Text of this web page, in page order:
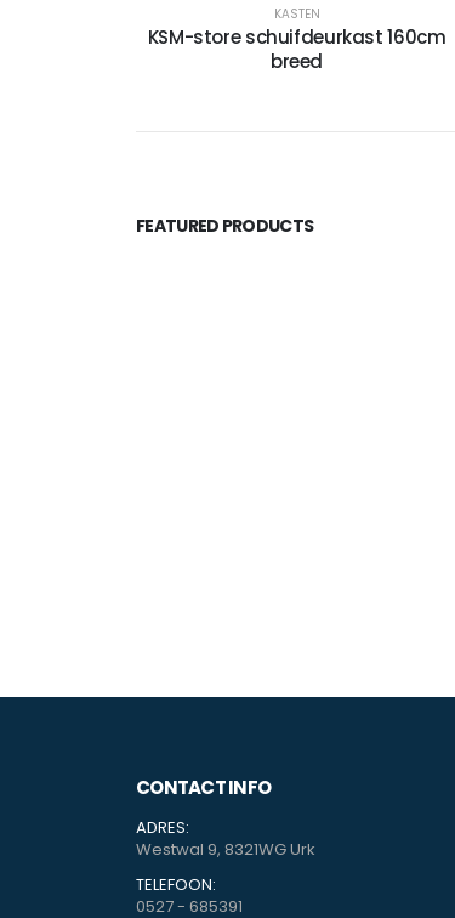
KASTEN
KSM-store schuifdeurkast 160cm
breed
FEATURED PRODUCTS
CONTACT INFO
ADRES:
Westwal 9, 8321WG Urk
TELEFOON:
0527 - 685391